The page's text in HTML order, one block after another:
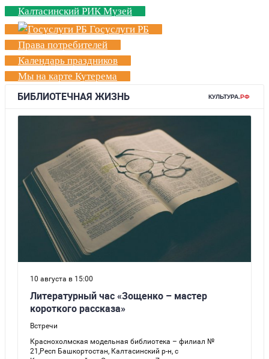
Калтасинский РИК Музей
Госуслуги РБ
Права потребителей
Календарь праздников
Мы на карте Кутерема